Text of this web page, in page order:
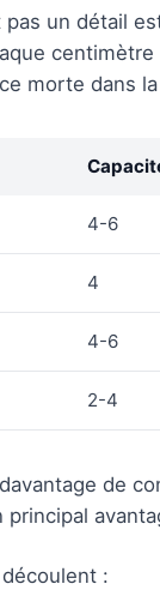
un détail
morte dans
4-6
4
4-6
2-4
de
: